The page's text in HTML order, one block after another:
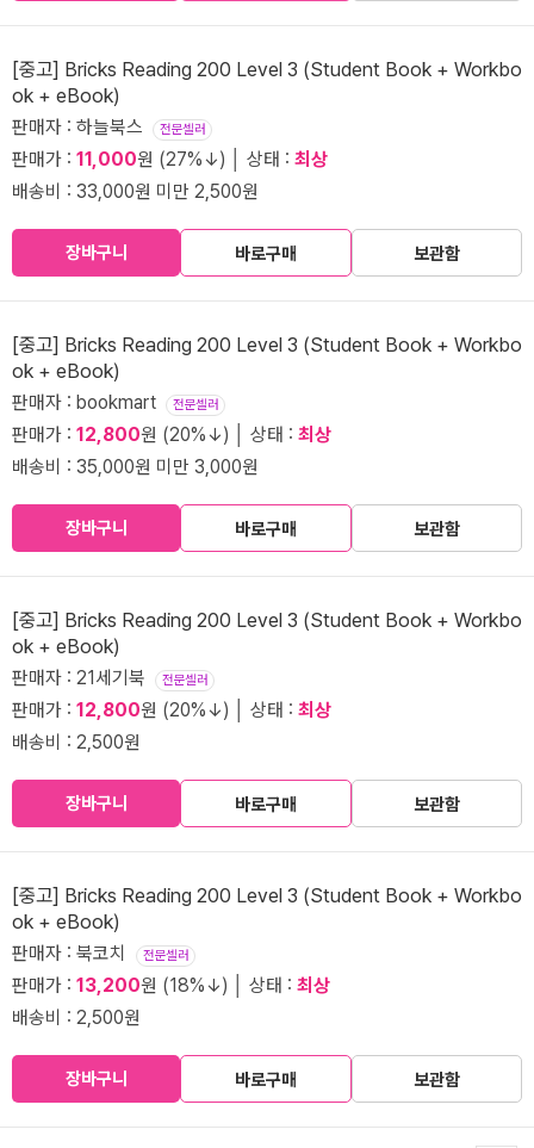
[중고] Bricks Reading 200 Level 3 (Student Book + Workbo
ok + eBook)
판매자 : 하늘북스 전문셀러
판매가 : 11,000원 (27%↓) │ 상태 : 최상
배송비 : 33,000원 미만 2,500원
장바구니 바로구매 보관함
[중고] Bricks Reading 200 Level 3 (Student Book + Workbo
ok + eBook)
판매자 : bookmart 전문셀러
판매가 : 12,800원 (20%↓) │ 상태 : 최상
배송비 : 35,000원 미만 3,000원
장바구니 바로구매 보관함
[중고] Bricks Reading 200 Level 3 (Student Book + Workbo
ok + eBook)
판매자 : 21세기북 전문셀러
판매가 : 12,800원 (20%↓) │ 상태 : 최상
배송비 : 2,500원
장바구니 바로구매 보관함
[중고] Bricks Reading 200 Level 3 (Student Book + Workbo
ok + eBook)
판매자 : 북코치 전문셀러
판매가 : 13,200원 (18%↓) │ 상태 : 최상
배송비 : 2,500원
장바구니 바로구매 보관함